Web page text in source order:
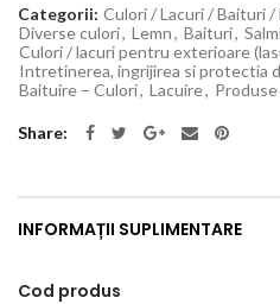
Categorii: Culori / Lacuri / Baituri /
Diverse culori, Lemn, Baituri,
Culori / lacuri pentru exterioare
Intretinerea, ingrijirea si protectia
Baituire – Culori, Lacuire,
Share
INFORMAȚII SUPLIMENTARE
Cod produs